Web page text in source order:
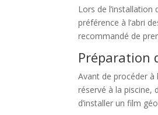
Lors de l’installation
préférence à l’abri
recommandé de
Préparation
Avant de procéder à
réservé à la piscine,
d’installer un film